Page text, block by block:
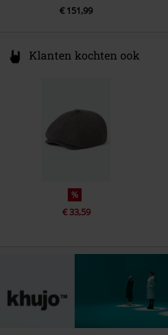
€ 151,99
Klanten kochten ook
%
€ 33,59